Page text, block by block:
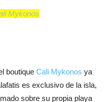
Mykonos
boutique Cali Mykonos ya
es exclusivo de la isla,
sobre su propia playa